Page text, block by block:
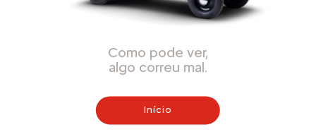
Como pode ver,
algo correu mal.
Início